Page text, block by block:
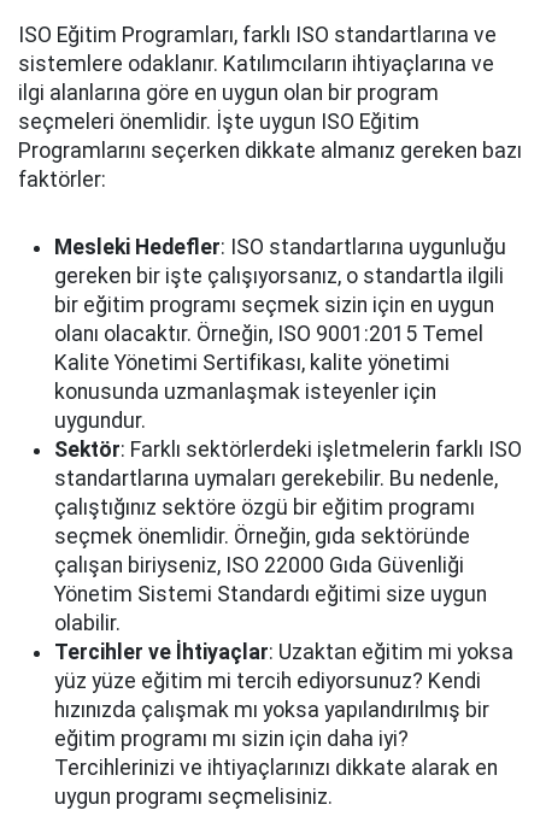
ISO Eğitim Programları, farklı ISO standartlarına ve
sistemlere odaklanır. Katılımcıların ihtiyaçlarına ve
ilgi alanlarına göre en uygun olan bir program
seçmeleri önemlidir. İşte uygun ISO Eğitim
Programlarını seçerken dikkate almanız gereken bazı
faktörler:
Mesleki Hedefler: ISO standartlarına uygunluğu
gereken bir işte çalışıyorsanız, o standartla ilgili
bir eğitim programı seçmek sizin için en uygun
olanı olacaktır. Örneğin, ISO 9001:2015 Temel
Kalite Yönetimi Sertifikası, kalite yönetimi
konusunda uzmanlaşmak isteyenler için
uygundur.
Sektör: Farklı sektörlerdeki işletmelerin farklı ISO
standartlarına uymaları gerekebilir. Bu nedenle,
çalıştığınız sektöre özgü bir eğitim programı
seçmek önemlidir. Örneğin, gıda sektöründe
çalışan biriyseniz, ISO 22000 Gıda Güvenliği
Yönetim Sistemi Standardı eğitimi size uygun
olabilir.
Tercihler ve İhtiyaçlar: Uzaktan eğitim mi yoksa
yüz yüze eğitim mi tercih ediyorsunuz? Kendi
hızınızda çalışmak mı yoksa yapılandırılmış bir
eğitim programı mı sizin için daha iyi?
Tercihlerinizi ve ihtiyaçlarınızı dikkate alarak en
uygun programı seçmelisiniz.